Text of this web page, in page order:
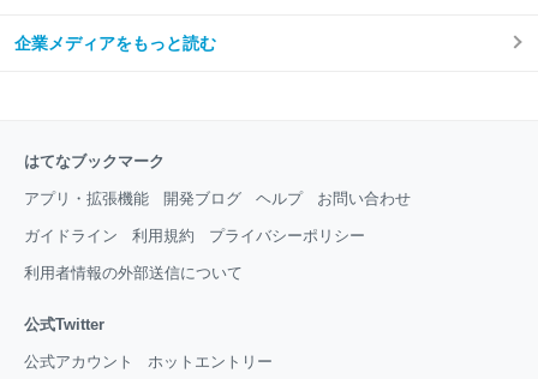
企業メディアをもっと読む
はてなブックマーク
アプリ・拡張機能 開発ブログ ヘルプ お問い合わせ
ガイドライン 利用規約 プライバシーポリシー
利用者情報の外部送信について
公式Twitter
公式アカウント ホットエントリー